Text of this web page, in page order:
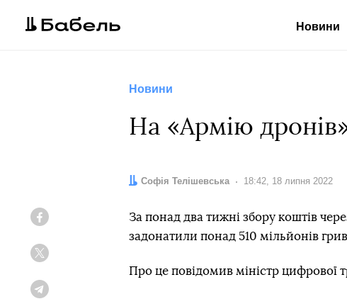
Новини
Новини
На «Армію
Автор:
Софія Телішевська Дата:
18:42, 18 липня 2022
За понад два тижні збору коштів
задонатили понад 510 мільйонів
Про це повідомив міністр цифрової